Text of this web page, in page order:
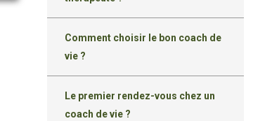
Comment choisir le bon coach de
vie ?
Le premier rendez-vous chez un
coach de vie ?